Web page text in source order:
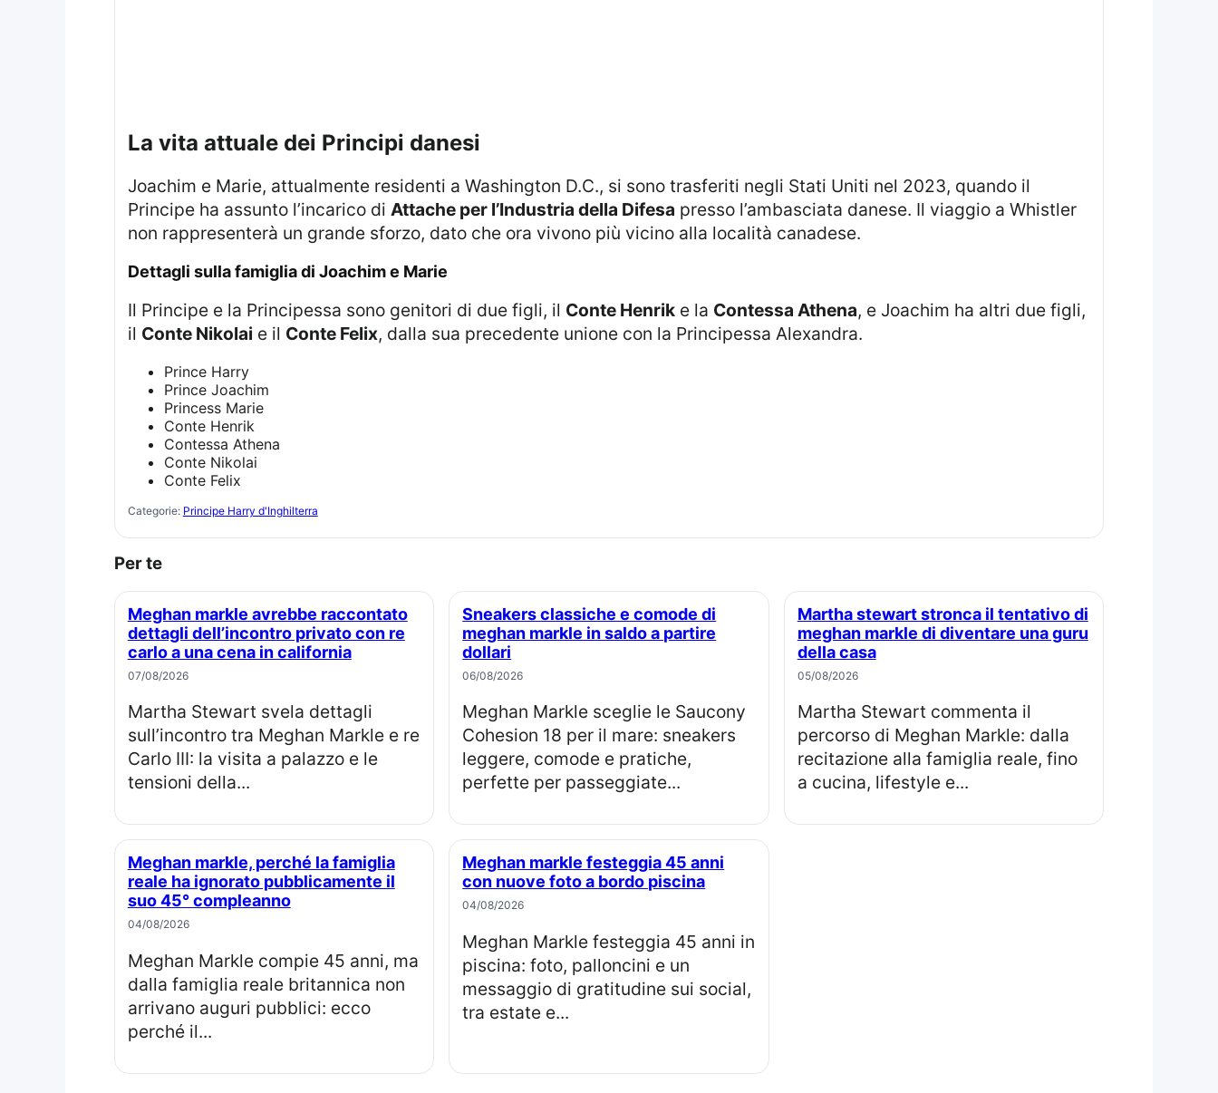
La vita attuale dei Principi danesi
Joachim e Marie, attualmente residenti a Washington D.C., si sono trasferiti negli Stati Uniti nel 2023, quando il
Principe ha assunto l’incarico di Attache per l’Industria della Difesa presso l’ambasciata danese. Il viaggio a Whistler
non rappresenterà un grande sforzo, dato che ora vivono più vicino alla località canadese.
Dettagli sulla famiglia di Joachim e Marie
Il Principe e la Principessa sono genitori di due figli, il Conte Henrike la Contessa Athena, e Joachim ha altri due figli,
il Conte Nikolai e il Conte Felix, dalla sua precedente unione con la Principessa Alexandra.
Prince Harry
Prince Joachim
Princess Marie
Conte Henrik
Contessa Athena
Conte Nikolai
Conte Felix
Categorie: Principe Harry d'Inghilterra
Per te
Meghan markle avrebbe raccontato
dettagli dell’incontro privato con re
carlo a una cena in california
07/08/2026
Martha Stewart svela dettagli
sull’incontro tra Meghan Markle e re
Carlo III: la visita a palazzo e le
tensioni della...
Sneakers classiche e comode di
meghan markle in saldo a partire
dollari
06/08/2026
Meghan Markle sceglie le Saucony
Cohesion 18 per il mare: sneakers
leggere, comode e pratiche,
perfette per passeggiate...
Martha stewart stronca il tentativo di
meghan markle di diventare una guru
della casa
05/08/2026
Martha Stewart commenta il
percorso di Meghan Markle: dalla
recitazione alla famiglia reale, fino
a cucina, lifestyle e...
Meghan markle, perché la famiglia
reale ha ignorato pubblicamente il
suo 45° compleanno
04/08/2026
Meghan Markle compie 45 anni, ma
dalla famiglia reale britannica non
arrivano auguri pubblici: ecco
perché il...
Meghan markle festeggia 45 anni
con nuove foto a bordo piscina
04/08/2026
Meghan Markle festeggia 45 anni in
piscina: foto, palloncini e un
messaggio di gratitudine sui social,
tra estate e...